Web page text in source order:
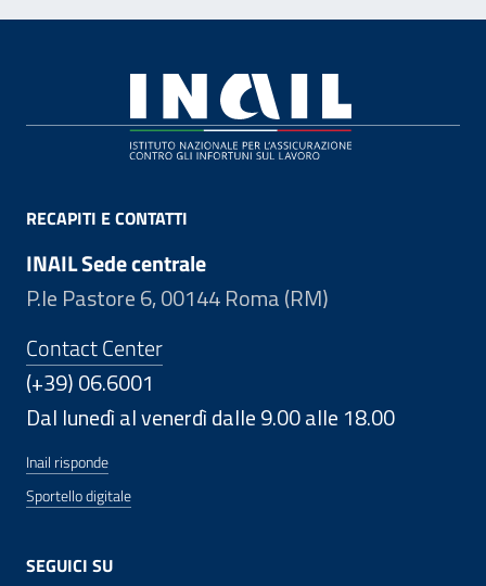
RECAPITI E CONTATTI
INAIL Sede centrale
P.le Pastore 6, 00144 Roma (RM)
Contact Center
(+39) 06.6001
Dal lunedì al venerdì dalle 9.00 alle 18.00
Inail risponde
Sportello digitale
SEGUICI SU